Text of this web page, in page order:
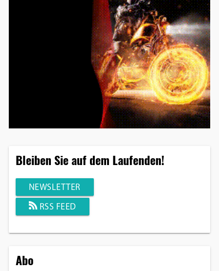
Bleiben Sie auf dem Laufenden!
NEWSLETTER
RSS FEED
Abo